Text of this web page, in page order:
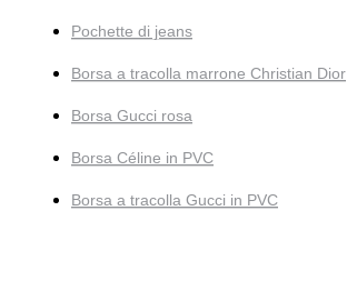
Pochette di jeans
Borsa a tracolla marrone Christian Dior
Borsa Gucci rosa
Borsa Céline in PVC
Borsa a tracolla Gucci in PVC